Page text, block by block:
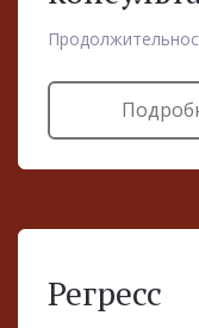
Регресс